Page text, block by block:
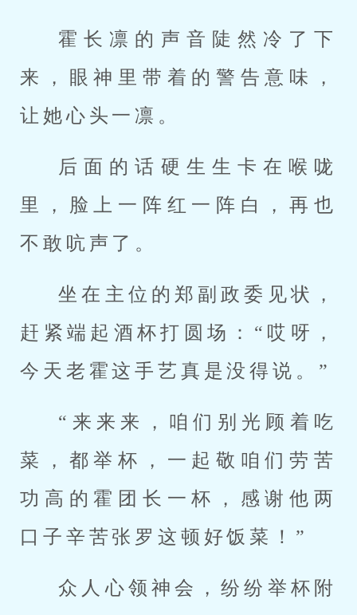
霍长凛的声音陡然冷了下
来，眼神里带着的警告意味，
让她心头一凛。
后面的话硬生生卡在喉咙
里，脸上一阵红一阵白，再也
不敢吭声了。
坐在主位的郑副政委见状，
赶紧端起酒杯打圆场：“哎呀，
今天老霍这手艺真是没得说。”
“来来来，咱们别光顾着吃
菜，都举杯，一起敬咱们劳苦
功高的霍团长一杯，感谢他两
口子辛苦张罗这顿好饭菜！”
众人心领神会，纷纷举杯附